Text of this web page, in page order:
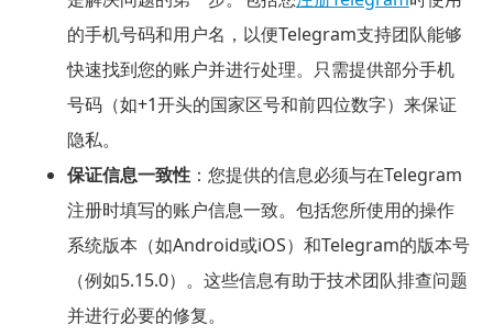
的手机号码和用户名，以便Telegram支持团队能够
快速找到您的账户并进行处理。只需提供部分手机
号码（如+1开头的国家区号和前四位数字）来保证
隐私。
保证信息一致性：您提供的信息必须与在Telegram
注册时填写的账户信息一致。包括您所使用的操作
系统版本（如Android或iOS）和Telegram的版本号
（例如5.15.0）。这些信息有助于技术团队排查问题
并进行必要的修复。